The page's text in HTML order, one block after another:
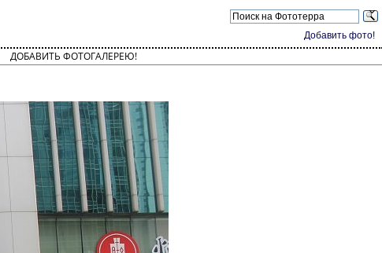
Добавить фото!
ДОБАВИТЬ ФОТОГАЛЕРЕЮ!